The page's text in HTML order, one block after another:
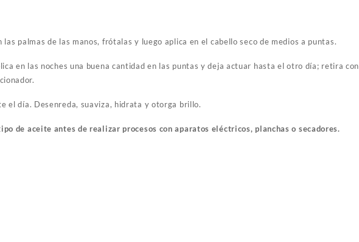
palmas de las manos, frótalas y luego aplica en el cabello seco de medios a puntas.
en las noches una buena cantidad en las puntas y deja actuar hasta el otro día; retira con
el día. Desenreda, suaviza, hidrata y otorga brillo.
de aceite antes de realizar procesos con aparatos eléctricos, planchas o secadores.